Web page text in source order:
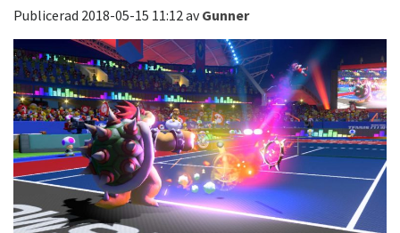
Publicerad 2018-05-15 11:12avGunner